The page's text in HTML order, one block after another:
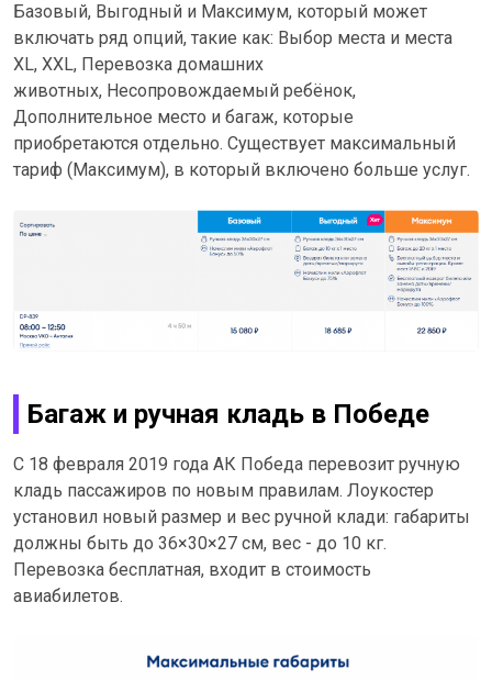
Базовый, Выгодный и Максимум, который может
включать ряд опций, такие как: Выбор места и места
XL, XXL, Перевозка домашних
животных, Несопровождаемый ребёнок,
Дополнительное место и багаж, которые
приобретаются отдельно. Существует максимальный
тариф (Максимум), в который включено больше услуг.
Багаж и ручная кладь в Победе
С 18 февраля 2019 года АК Победа перевозит ручную
кладь пассажиров по новым правилам. Лоукостер
установил новый размер и вес ручной клади: габариты
должны быть до 36×30×27 см, вес - до 10 кг.
Перевозка бесплатная, входит в стоимость
авиабилетов.